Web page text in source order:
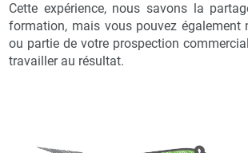
Cette expérience, nous savons la
formation, mais vous pouvez également
ou partie de votre prospection
travailler au résultat.